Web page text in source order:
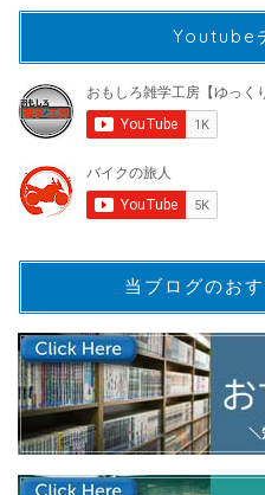
Youtube
当ブログのお